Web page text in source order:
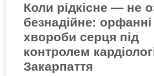
Коли рідкісне — не
безнадійне: орфанні
хвороби серця під
контролем
Закарпаття